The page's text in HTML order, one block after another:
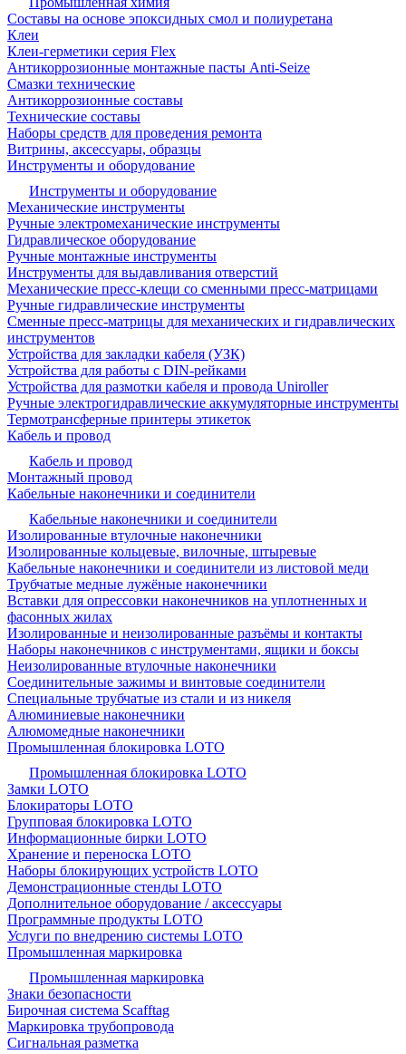
Составы на основе эпоксидных смол и полиуретана
Клеи
Клеи-герметики серия Flex
Антикоррозионные монтажные пасты Anti-Seize
Смазки технические
Антикоррозионные составы
Технические составы
Наборы средств для проведения ремонта
Витрины, аксессуары, образцы
Инструменты и оборудование
Инструменты и оборудование
Механические инструменты
Ручные электромеханические инструменты
Гидравлическое оборудование
Ручные монтажные инструменты
Инструменты для выдавливания отверстий
Механические пресс-клещи со сменными пресс-матрицами
Ручные гидравлические инструменты
Сменные пресс-матрицы для механических и гидравлических
инструментов
Устройства для закладки кабеля (УЗК)
Устройства для работы с DIN-рейками
Устройства для размотки кабеля и провода Uniroller
Ручные электрогидравлические аккумуляторные инструменты
Термотрансферные принтеры этикеток
Кабель и провод
Кабель и провод
Монтажный провод
Кабельные наконечники и соединители
Кабельные наконечники и соединители
Изолированные втулочные наконечники
Изолированные кольцевые, вилочные, штыревые
Кабельные наконечники и соединители из листовой меди
Трубчатые медные лужёные наконечники
Вставки для опрессовки наконечников на уплотненных и
фасонных жилах
Изолированные и неизолированные разъёмы и контакты
Наборы наконечников с инструментами, ящики и боксы
Неизолированные втулочные наконечники
Соединительные зажимы и винтовые соединители
Специальные трубчатые из стали и из никеля
Алюминиевые наконечники
Алюмомедные наконечники
Промышленная блокировка LOTO
Промышленная блокировка LOTO
Замки LOTO
Блокираторы LOTO
Групповая блокировка LOTO
Информационные бирки LOTO
Хранение и переноска LOTO
Наборы блокирующих устройств LOTO
Демонстрационные стенды LOTO
Дополнительное оборудование / аксессуары
Программные продукты LOTO
Услуги по внедрению системы LOTO
Промышленная маркировка
Промышленная маркировка
Знаки безопасности
Бирочная система Scafftag
Маркировка трубопровода
Сигнальная разметка